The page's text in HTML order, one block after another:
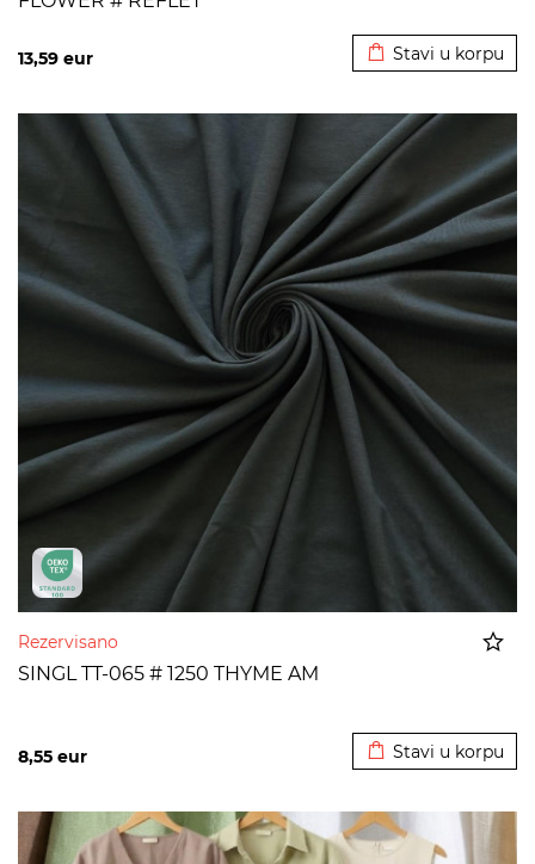
13,59 eur Stavi u korpu
Rezervisano
SINGL TT-065 # 1250 THYME AM
8,55 eur Stavi u korpu